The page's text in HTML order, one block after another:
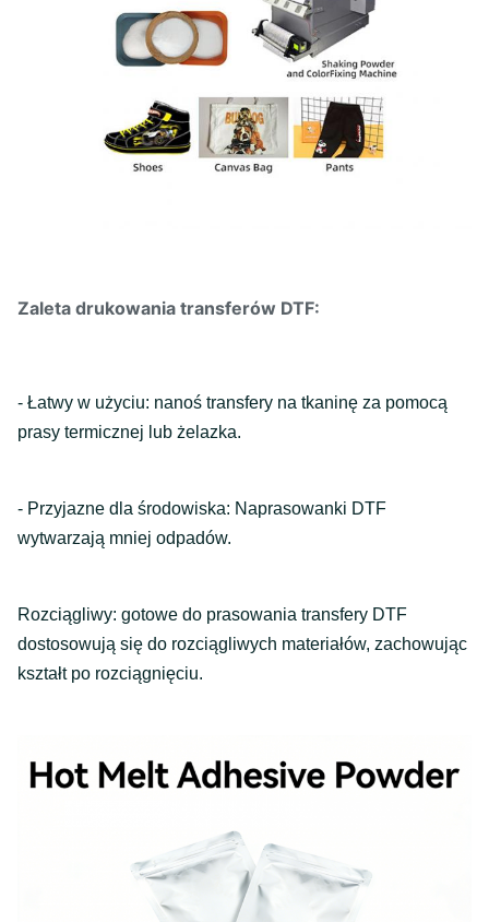
Zaleta drukowania transferów DTF:
- Łatwy w użyciu: nanoś transfery na tkaninę za pomocą
prasy termicznej lub żelazka.
- Przyjazne dla środowiska: Naprasowanki DTF
wytwarzają mniej odpadów.
Rozciągliwy: gotowe do prasowania transfery DTF
dostosowują się do rozciągliwych materiałów, zachowując
kształt po rozciągnięciu.